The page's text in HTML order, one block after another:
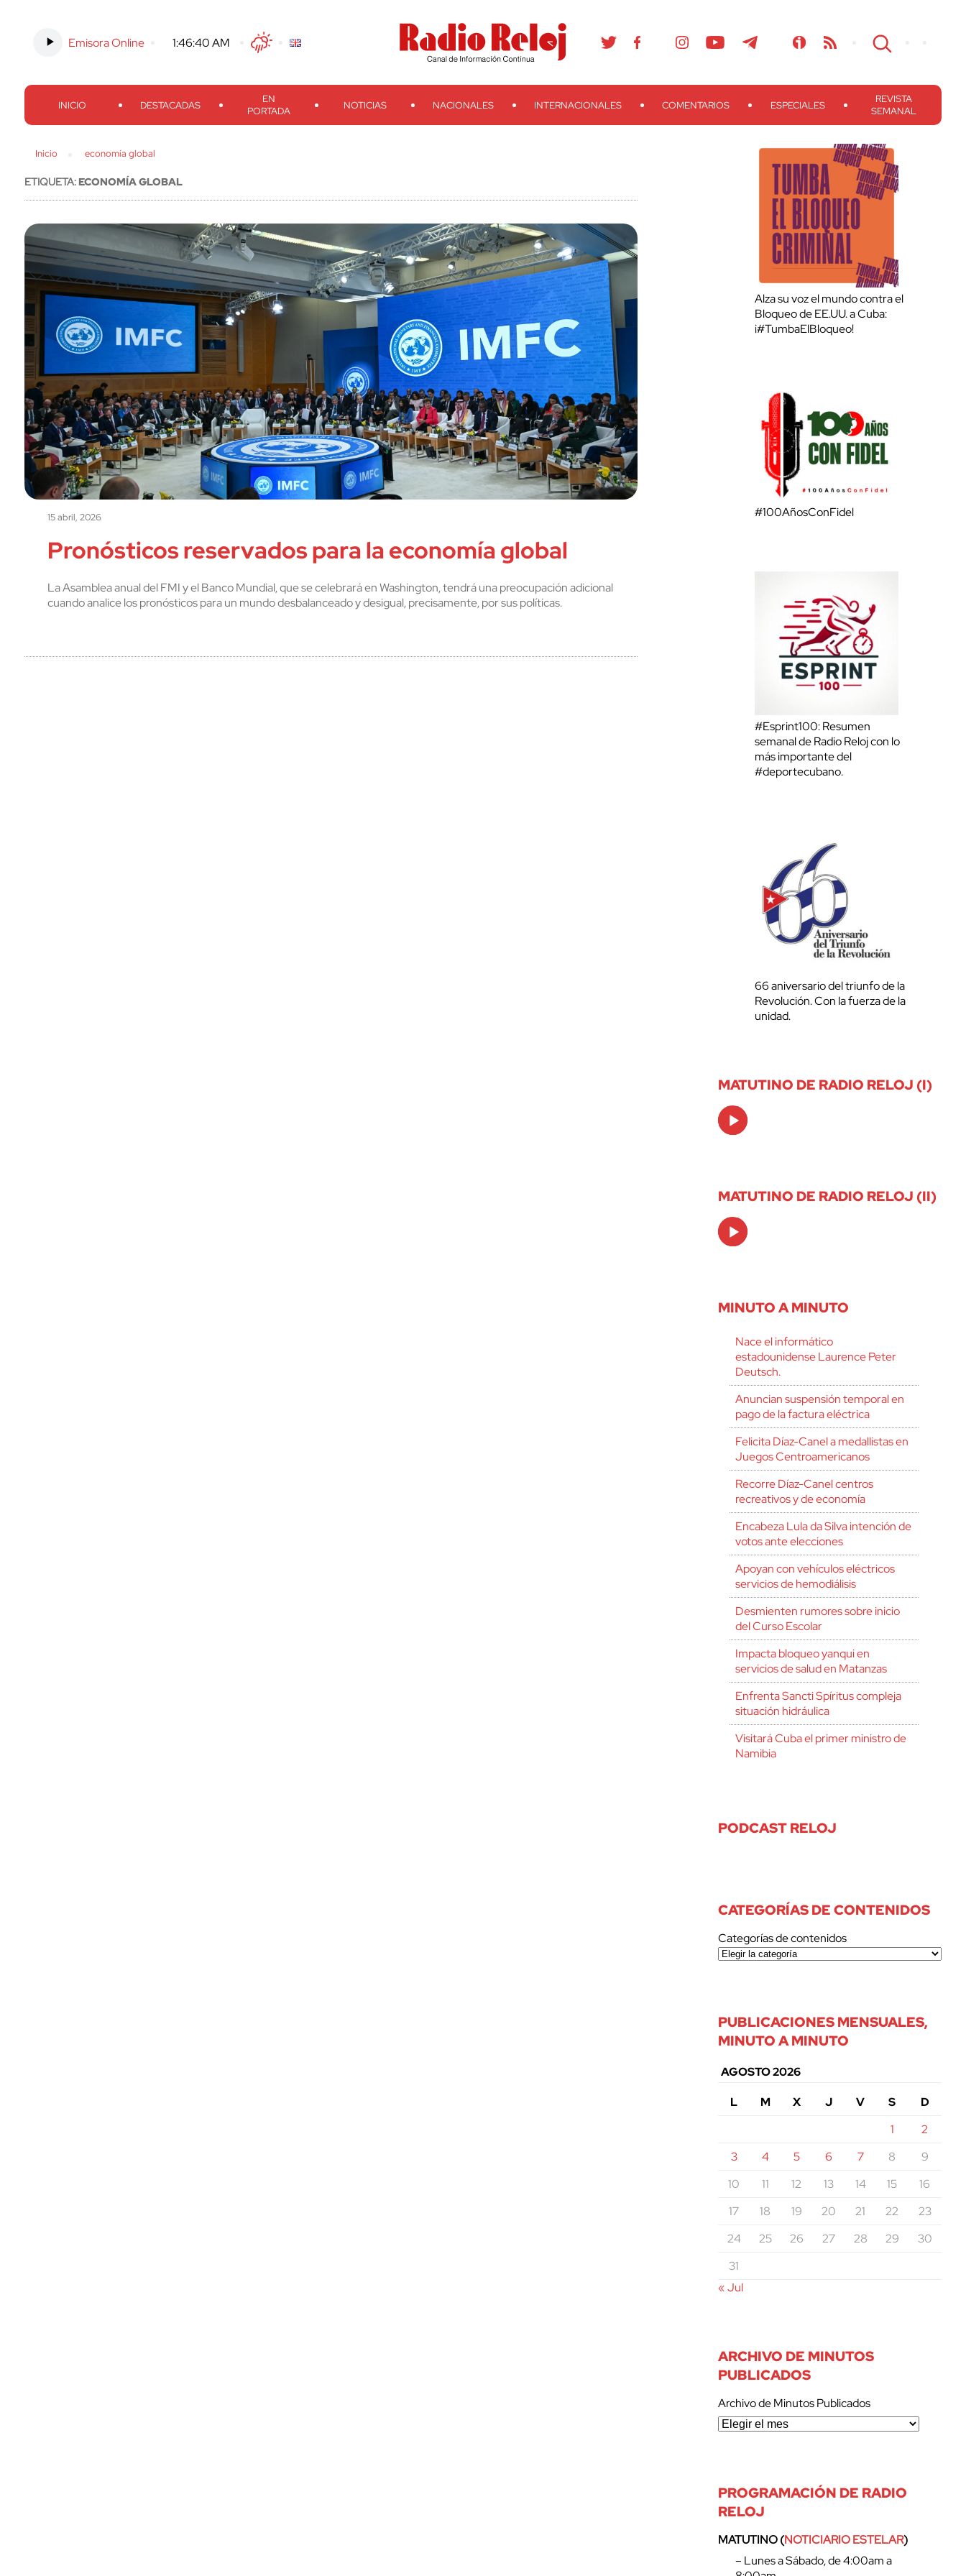
Emisora Online -1:46:41 AM TwitterFacebook
Threads
Instagram TelegramTeveo Ivoox RSS Search
INICIO DESTACADAS
EN
PORTADA
NOTICIAS NACIONALES INTERNACIONALES COMENTARIOS ESPECIALES
REVISTA
SEMANAL
Inicio economía global
ETIQUETA:ECONOMÍA GLOBAL
15 abril, 2026
Pronósticos reservados para la economía global
La Asamblea anual del FMI y el Banco Mundial, que se celebrará en Washington, tendrá una preocupación adicional
cuando analice los pronósticos para un mundo desbalanceado y desigual, precisamente, por sus políticas.
Alza su voz el mundo contra el
Bloqueo de EE.UU. a Cuba:
¡#TumbaElBloqueo!
#100AñosConFidel
#Esprint100: Resumen
semanal de Radio Reloj con lo
más importante del
#deportecubano.
66 aniversario del triunfo de la
Revolución. Con la fuerza de la
unidad.
MATUTINO DE RADIO RELOJ (I)
Audio
Player
MATUTINO DE RADIO RELOJ (II)
Audio
Player
MINUTO A MINUTO
Nace el informático
estadounidense Laurence Peter
Deutsch.
Anuncian suspensión temporal en
pago de la factura eléctrica
Felicita Díaz-Canel a medallistas en
Juegos Centroamericanos
Recorre Díaz-Canel centros
recreativos y de economía
Encabeza Lula da Silva intención de
votos ante elecciones
Apoyan con vehículos eléctricos
servicios de hemodiálisis
Desmienten rumores sobre inicio
del Curso Escolar
Impacta bloqueo yanqui en
servicios de salud en Matanzas
Enfrenta Sancti Spíritus compleja
situación hidráulica
Visitará Cuba el primer ministro de
Namibia
PODCAST RELOJ
CATEGORÍAS DE CONTENIDOS
Categorías de contenidos
PUBLICACIONES MENSUALES,
MINUTO A MINUTO
AGOSTO 2026
L
M X J V S
D
1
2
3
4 5 6 7 8
9
10
11 12 13 14 15
16
17
18 19 20 21 22
23
24
25 26 27 28 29
30
31
« Jul
ARCHIVO DE MINUTOS
PUBLICADOS
Archivo de Minutos Publicados
PROGRAMACIÓN DE RADIO
RELOJ
MATUTINO (NOTICIARIO ESTELAR)
– Lunes a Sábado, de 4:00am a